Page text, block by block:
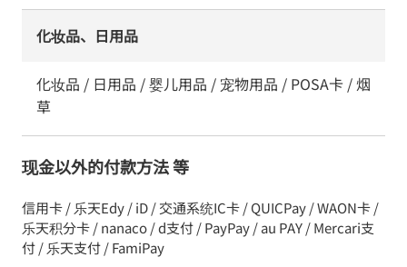
化妆品、日用品
化妆品 / 日用品 / 婴儿用品 / 宠物用品 / POSA卡 / 烟
草
现金以外的付款方法 等
信用卡 / 乐天Edy / iD / 交通系统IC卡 / QUICPay / WAON卡 /
乐天积分卡 / nanaco / d支付 / PayPay / au PAY / Mercari支
付 / 乐天支付 / FamiPay